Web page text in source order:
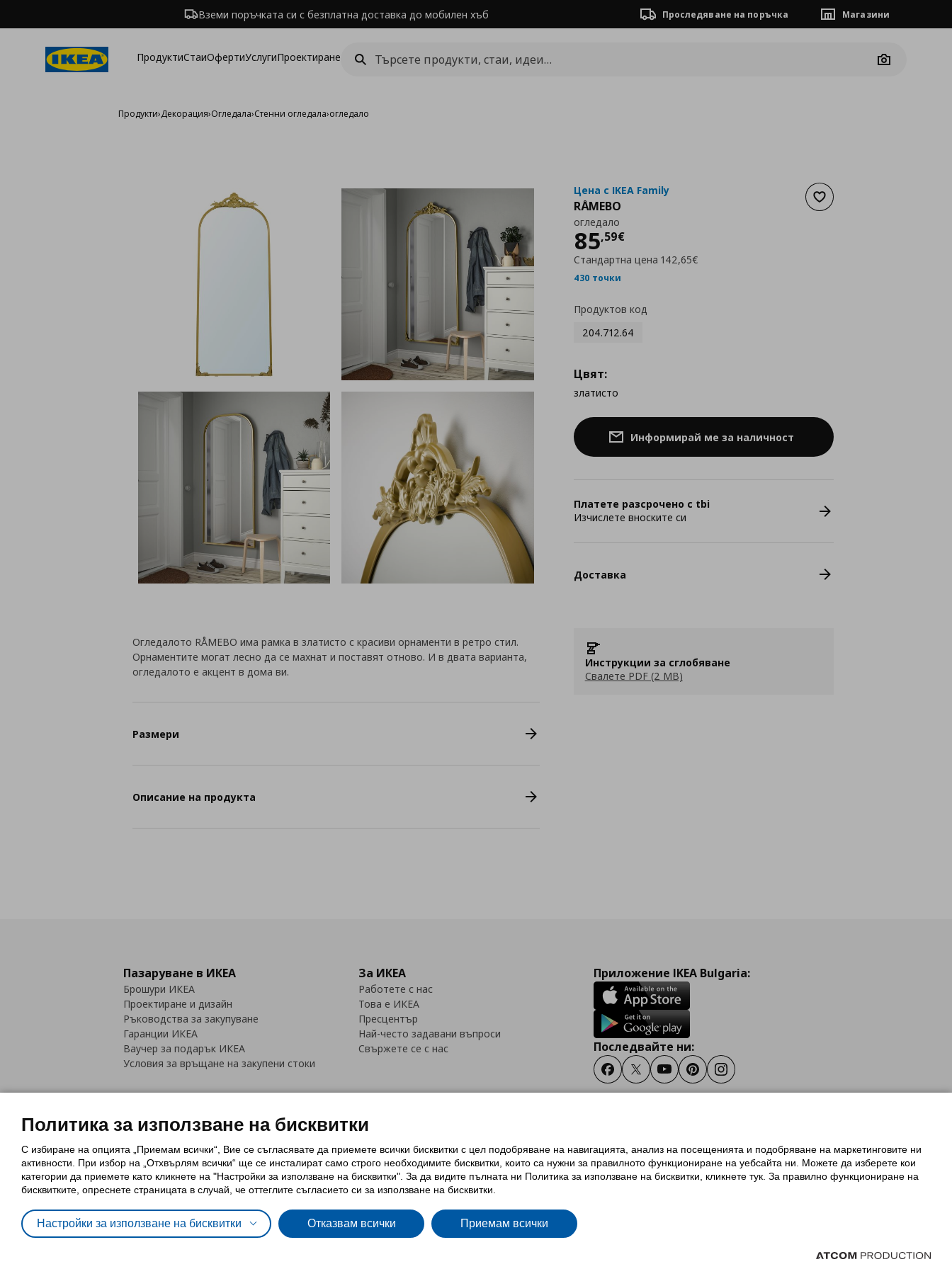
Вземи поръчката си с безплатна доставка до мобилен хъб Проследяване на поръчка Магазини
ПродуктиСтаиОфертиУслугиПроектиране
Camera
Продукти›Декорация›Огледала›Стенни огледала›огледало
Добави към списъка с
Цена с IKEA Family
RÅMEBO
огледало
85,59€
Цена
Стандартна цена 142,65€
430 точки
Продуктов код
204.712.64
Цвят:
златисто
Информирай ме за наличност
Платете разсрочено с tbi
Изчислете вноските си
Доставка
Инструкции за сглобяване
Свалете PDF (2 MB)
Огледалото RÅMEBO има рамка в златисто с красиви орнаменти в ретро стил.
Орнаментите могат лесно да се махнат и поставят отново. И в двата варианта,
огледалото е акцент в дома ви.
Размери
Описание на продукта
Пазаруване в ИКЕА
Брошури ИКЕА
Проектиране и дизайн
Ръководства за закупуване
Гаранции ИКЕА
Ваучер за подарък ИКЕА
Условия за връщане на закупени стоки
За ИКЕА
Работете с нас
Това е ИКЕА
Пресцентър
Най-често задавани въпроси
Свържете се с нас
Приложение IKEA Bulgaria:
Последвайте ни:
FacebookTwitterYoutubePinterestInstagram
Политика за използване на бисквитки (Cookies)Избор на настройки за използване на бисквиткиУсловия за ползване на ikea.bg
Обща политика за личните данни
Политика за защита на личните данни на ikea.bg
Общи условия на програма IKEA Family
Политика за защита на лични данни на програма IKEA Family
Политика за използване на бисквитки
С избиране на опцията „Приемам всички“, Вие се съгласявате да приемете всички бисквитки с цел подобряване на навигацията, анализ на посещенията и подобряване на маркетинговите ни
активности. При избор на „Отхвърлям всички“ ще се инсталират само строго необходимитe бисквитки, които са нужни за правилното функциониране на уебсайта ни. Можете да изберете кои
категории да приемете като кликнете на "Настройки за използване на бисквитки". За да видите пълната ни Политика за използване на бисквитки, кликнете тук. За правилно функциониране на
бисквитките, опреснете страницата в случай, че оттеглите съгласието си за използване на бисквитки.
Настройки за използване на бисквитки Отказвам всички Приемам всички